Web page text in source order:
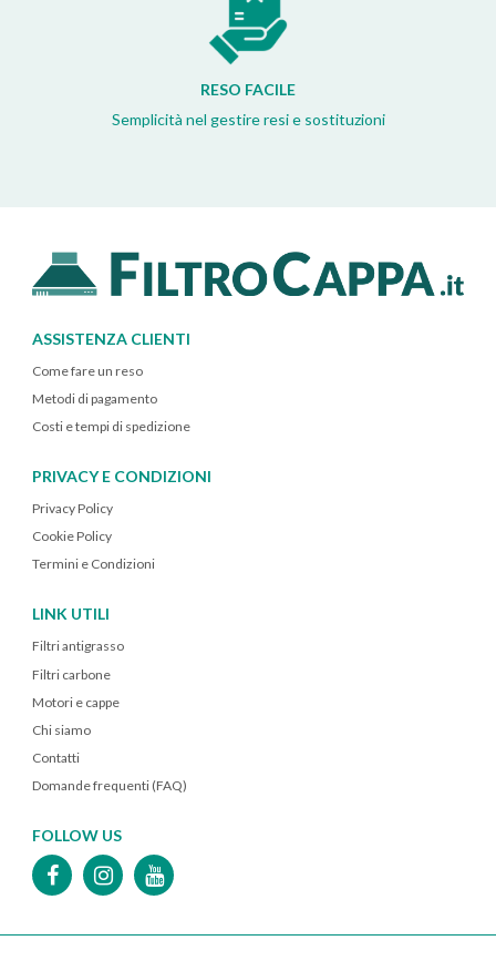
RESO FACILE
Semplicità nel gestire resi e sostituzioni
ASSISTENZA CLIENTI
Come fare un reso
Metodi di pagamento
Costi e tempi di spedizione
PRIVACY E CONDIZIONI
Privacy Policy
Cookie Policy
Termini e Condizioni
LINK UTILI
Filtri antigrasso
Filtri carbone
Motori e cappe
Chi siamo
Contatti
Domande frequenti (FAQ)
FOLLOW US